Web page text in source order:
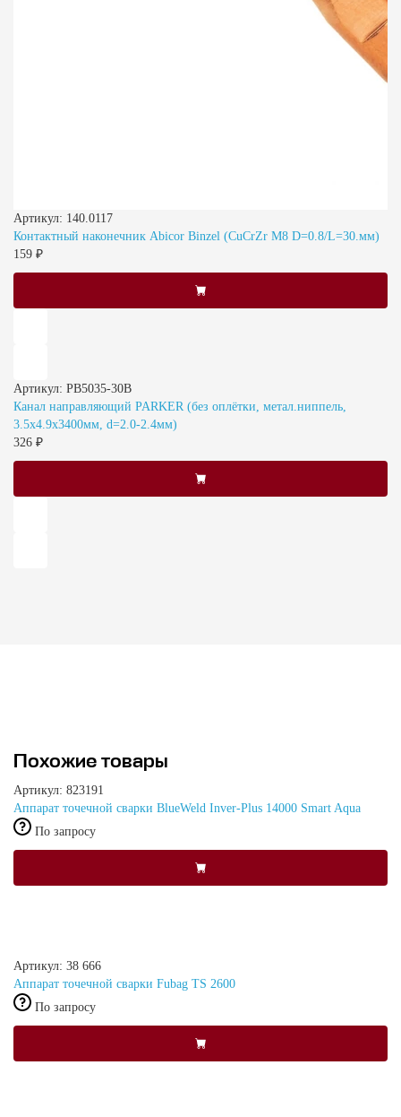
Артикул: 140.0117
Контактный наконечник Abicor Binzel (CuCrZr M8 D=0.8/L=30.мм)
159 ₽
Артикул: PB5035-30B
Канал направляющий PARKER (без оплётки, метал.ниппель,
3.5х4.9х3400мм, d=2.0-2.4мм)
326 ₽
Похожие товары
Артикул: 823191
Аппарат точечной сварки BlueWeld Inver-Plus 14000 Smart Aqua
По запросу
Артикул: 38 666
Аппарат точечной сварки Fubag TS 2600
По запросу